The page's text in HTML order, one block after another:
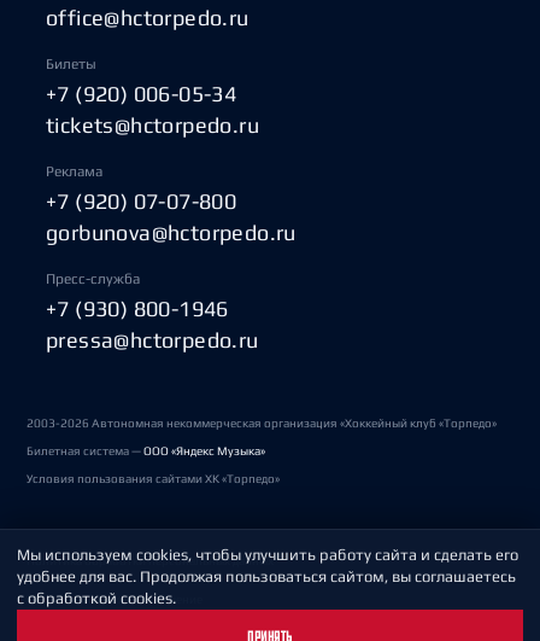
office@hctorpedo.ru
Билеты
+7 (920) 006-05-34
tickets@hctorpedo.ru
Реклама
+7 (920) 07-07-800
gorbunova@hctorpedo.ru
Пресс-служба
+7 (930) 800-1946
pressa@hctorpedo.ru
2003-2026 Автономная некоммерческая организация «Хоккейный клуб «Торпедо»
Билетная система —ООО «Яндекс Музыка»
Условия пользования сайтами ХК «Торпедо»
Политика обработки персональных данных
Пользовательское соглашение
Мы используем cookies, чтобы улучшить работу сайта и сделать его
удобнее для вас. Продолжая пользоваться сайтом, вы соглашаетесь
с обработкой cookies.
ПРИНЯТЬ